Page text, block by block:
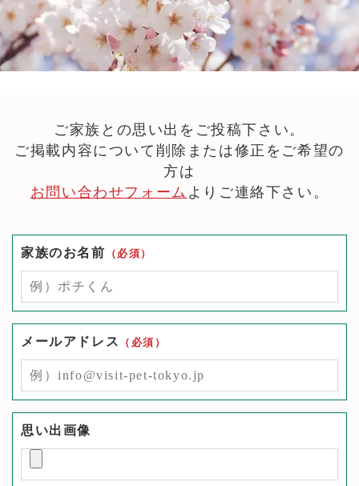
ご家族との思い出をご投稿下さい。
ご掲載内容について削除または修正をご希望の
方は
お問い合わせフォーム よりご連絡下さい。
家族のお名前
メールアドレス
思い出画像